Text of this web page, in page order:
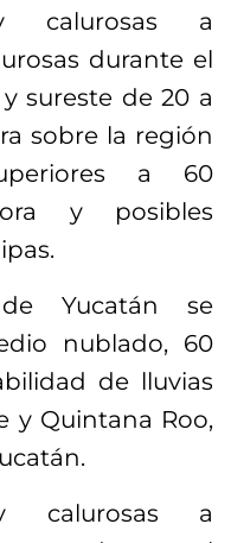
calurosas a
durante el
sureste de 20 a
sobre la región
a 60
y posibles
Yucatán se
nublado, 60
de lluvias
y Quintana Roo,
calurosas a